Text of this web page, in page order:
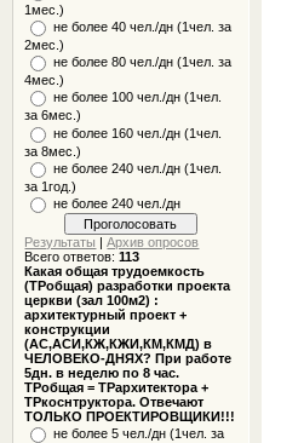
1мес.)
не более 40 чел./дн (1чел. за
2мес.)
не более 80 чел./дн (1чел. за
4мес.)
не более 100 чел./дн (1чел.
за 6мес.)
не более 160 чел./дн (1чел.
за 8мес.)
не более 240 чел./дн (1чел.
за 1год.)
не более 240 чел./дн
Результаты |Архив опросов
Всего ответов:113
Какая общая трудоемкость
(ТРобщая) разработки проекта
церкви (зал 100м2) :
архитектурный проект +
конструкции
(АС,АСИ,КЖ,КЖИ,КМ,КМД) в
ЧЕЛОВЕКО-ДНЯХ? При работе
5дн. в неделю по 8 час.
ТРобщая = ТРархитектора +
ТРкоснтруктора. Отвечают
ТОЛЬКО ПРОЕКТИРОВЩИКИ!!!
не более 5 чел./дн (1чел. за